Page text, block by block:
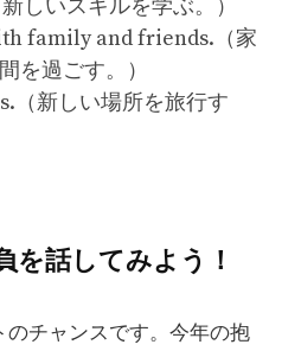
しいスキルを学ぶ。）
family and friends.（家
を過ごす。）
（新しい場所を旅行す
を話してみよう！
チャンスです。今年の抱